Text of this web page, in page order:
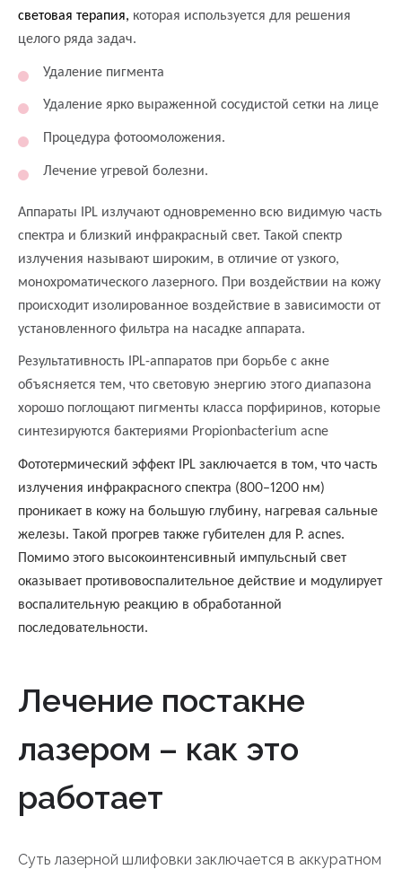
световая терапия, которая используется для решения
целого ряда задач.
Удаление пигмента
Удаление ярко выраженной сосудистой сетки на лице
Процедура фотоомоложения.
Лечение угревой болезни.
Аппараты IPL излучают одновременно всю видимую часть
спектра и близкий инфракрасный свет. Такой спектр
излучения называют широким, в отличие от узкого,
монохроматического лазерного. При воздействии на кожу
происходит изолированное воздействие в зависимости от
установленного фильтра на насадке аппарата.
Результативность IPL-аппаратов при борьбе с акне
объясняется тем, что световую энергию этого диапазона
хорошо поглощают пигменты класса порфиринов, которые
синтезируются бактериями Propionbacterium acne
Фототермический эффект IPL заключается в том, что часть
излучения инфракрасного спектра (800–1200 нм)
проникает в кожу на большую глубину, нагревая сальные
железы. Такой прогрев также губителен для P. acnes.
Помимо этого высокоинтенсивный импульсный свет
оказывает противовоспалительное действие и модулирует
воспалительную реакцию в обработанной
последовательности.
Лечение постакне
лазером – как это
работает
Суть лазерной шлифовки заключается в аккуратном